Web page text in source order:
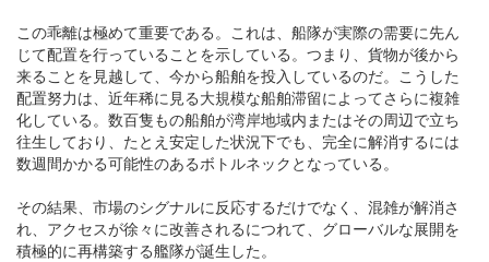
この乖離は極めて重要である。これは、船隊が実際の需要に先ん
じて配置を行っていることを示している。つまり、貨物が後から
来ることを見越して、今から船舶を投入しているのだ。こうした
配置努力は、近年稀に見る大規模な船舶滞留によってさらに複雑
化している。数百隻もの船舶が湾岸地域内またはその周辺で立ち
往生しており、たとえ安定した状況下でも、完全に解消するには
数週間かかる可能性のあるボトルネックとなっている。
その結果、市場のシグナルに反応するだけでなく、混雑が解消さ
れ、アクセスが徐々に改善されるにつれて、グローバルな展開を
積極的に再構築する艦隊が誕生した。